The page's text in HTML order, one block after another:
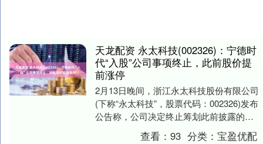
天龙配资 永太科技(002326)：宁德时
代“入股”公司事项终止，此前股价提
前涨停
2月13日晚间，浙江永太科技股份有限公司
(下称“永太科技”，股票代码：002326)发布
公告称，公司决定终止筹划此前披露的发
行股份购买资产并募集配套资金事项。
查看：93 分类：宝盈优配